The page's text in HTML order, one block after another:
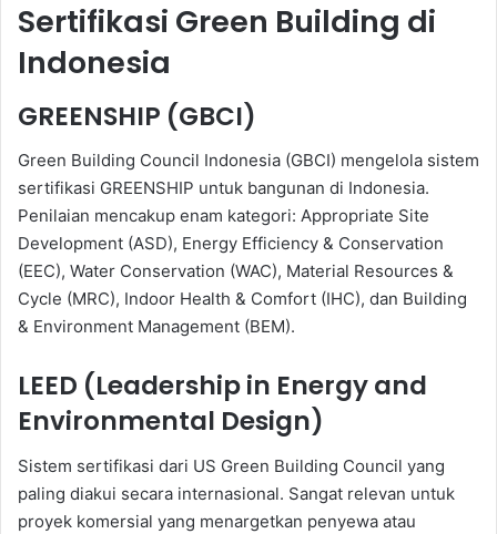
Sertifikasi Green Building di
Indonesia
GREENSHIP (GBCI)
Green Building Council Indonesia (GBCI) mengelola sistem
sertifikasi GREENSHIP untuk bangunan di Indonesia.
Penilaian mencakup enam kategori: Appropriate Site
Development (ASD), Energy Efficiency & Conservation
(EEC), Water Conservation (WAC), Material Resources &
Cycle (MRC), Indoor Health & Comfort (IHC), dan Building
& Environment Management (BEM).
LEED (Leadership in Energy and
Environmental Design)
Sistem sertifikasi dari US Green Building Council yang
paling diakui secara internasional. Sangat relevan untuk
proyek komersial yang menargetkan penyewa atau